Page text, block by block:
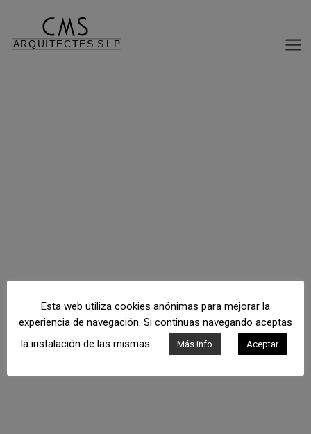
Esta web utiliza cookies anónimas para mejorar la
experiencia de navegación. Si continuas navegando aceptas
la instalación de las mismas.
Más info Aceptar